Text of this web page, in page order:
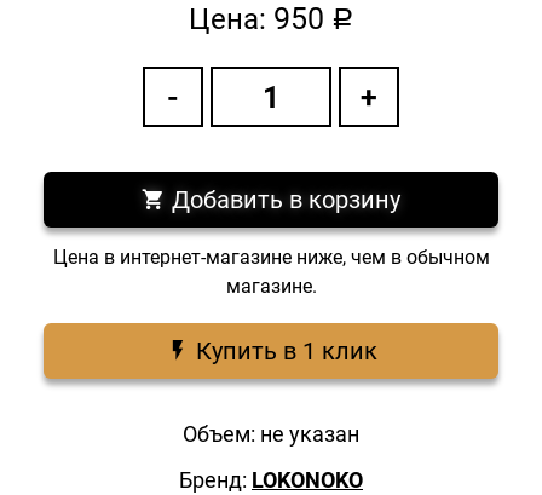
Цена: 950 a
Добавить в корзину
Цена в интернет-магазине ниже, чем в обычном
магазине.
Купить в 1 клик
Объем: не указан
Бренд: LOKONOKO